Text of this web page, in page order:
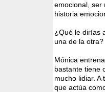
emocional, ser
historia
¿Qué le dirías
una de la otra?
Mónica
bastante tiene
mucho lidiar.
que actúa